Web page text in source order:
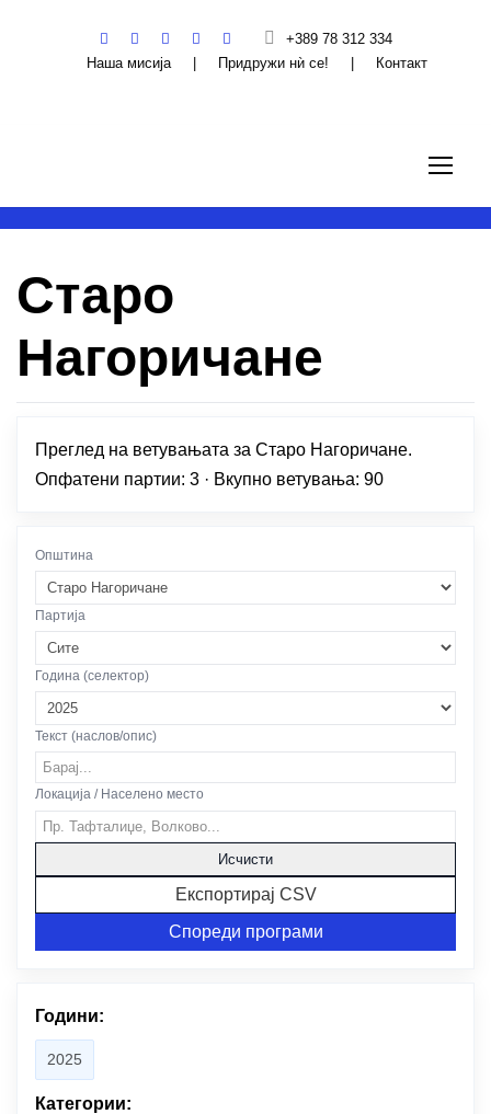
+389 78 312 334
Наша мисија
Придружи нѝ се! Контакт
Старо
Нагоричане
Преглед на ветувањата за Старо Нагоричане.
Опфатени партии: 3 · Вкупно ветувања: 90
Општина
Партија
Година (селектор)
Текст (наслов/опис)
Локација / Населено место
Исчисти
Експортирај CSV
Спореди програми
Години:
2025
Категории: